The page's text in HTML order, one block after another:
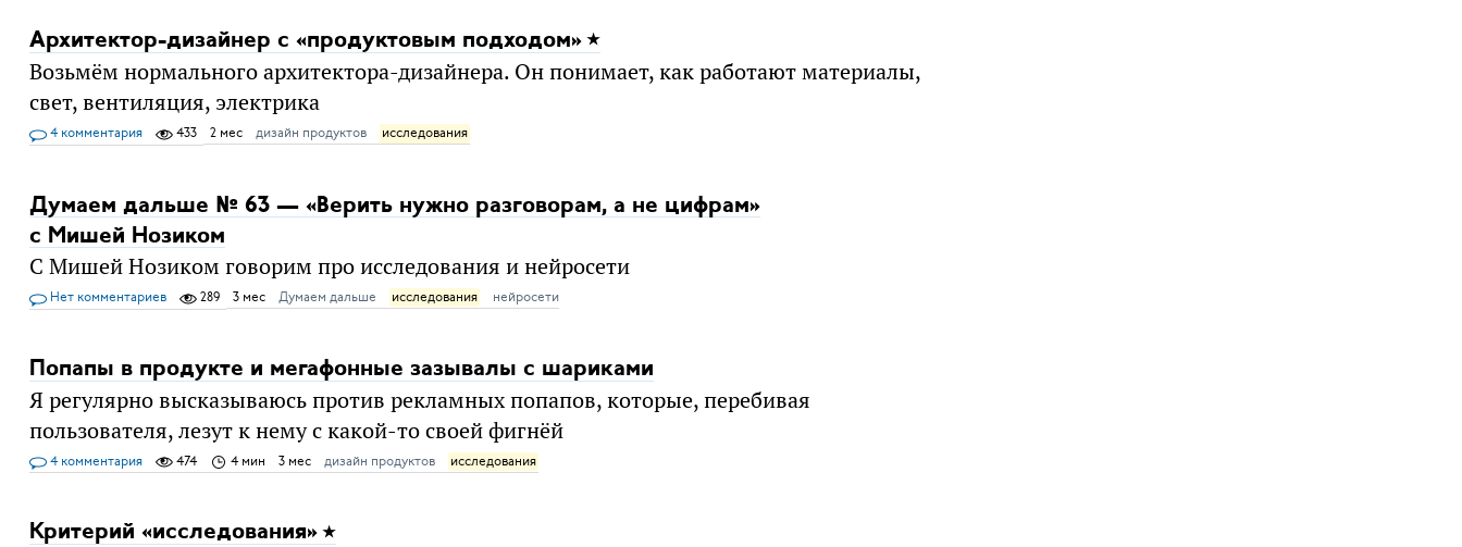
Архитектор-дизайнер с «продуктовым подходом»
Возьмём нормального архитектора-дизайнера. Он понимает, как работают материалы,
свет, вентиляция, электрика
4 комментария 433 2 мес дизайн продуктов исследования
Думаем дальше № 63 — «Верить нужно разговорам, а не цифрам»
с Мишей Нозиком
С Мишей Нозиком говорим про исследования и нейросети
Нет комментариев 289 3 мес Думаем дальше исследования нейросети
Попапы в продукте и мегафонные зазывалы с шариками
Я регулярно высказываюсь против рекламных попапов, которые, перебивая
пользователя, лезут к нему с какой-то своей фигнёй
4 комментария 474 4 мин 3 мес дизайн продуктов исследования
Критерий «исследования»